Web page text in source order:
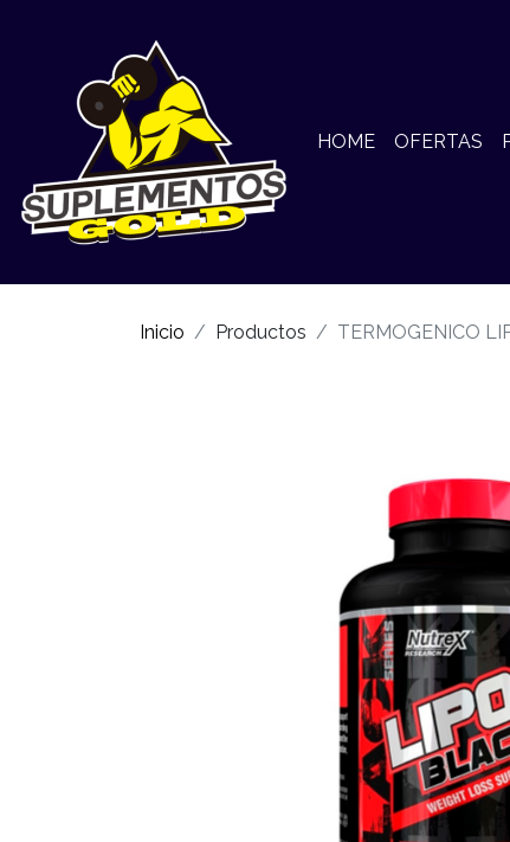
HOME OFERTAS
Inicio Productos TERMOGENICO